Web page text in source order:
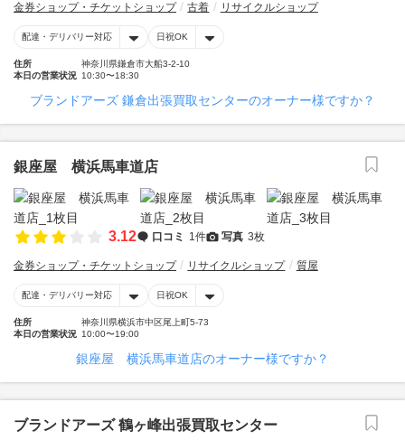
金券ショップ・チケットショップ 古着 リサイクルショップ
配達・デリバリー対応 日祝OK
住所
神奈川県鎌倉市大船3-2-10
本日の営業状況 10:30〜18:30
ブランドアーズ 鎌倉出張買取センターのオーナー様ですか？
銀座屋 横浜馬車道店
3.12 口コミ 1件 写真 3枚
金券ショップ・チケットショップ リサイクルショップ 質屋
配達・デリバリー対応 日祝OK
住所
神奈川県横浜市中区尾上町5-73
本日の営業状況 10:00〜19:00
銀座屋 横浜馬車道店のオーナー様ですか？
ブランドアーズ 鶴ヶ峰出張買取センター